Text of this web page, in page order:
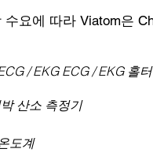
수요에 따라 Viatom은
/ EKG ECG / EKG 홀터
산소 측정기
도계